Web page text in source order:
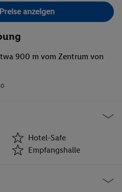
anzeigen
900 m vom Zentrum von
Hotel-Safe
Empfangshalle